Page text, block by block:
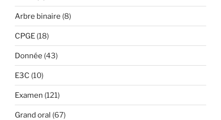
Arbre binaire (8)
CPGE (18)
Donnée (43)
E3C (10)
Examen (121)
Grand oral (67)